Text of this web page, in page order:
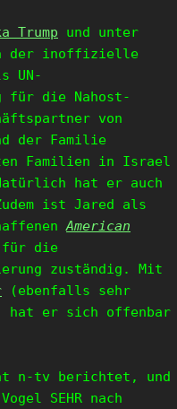
Trump und unter
der inoffizielle
UN-
für die Nahost-
von
der Familie
Familien in Israel
hat er auch
ist Jared als
American
für die
zuständig. Mit
(ebenfalls sehr
hat er sich offenbar
n-tv berichtet, und
SEHR nach